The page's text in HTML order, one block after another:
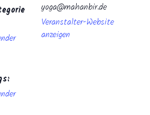
yoga@mahanbir.de
Veranstalter-Website
anzeigen